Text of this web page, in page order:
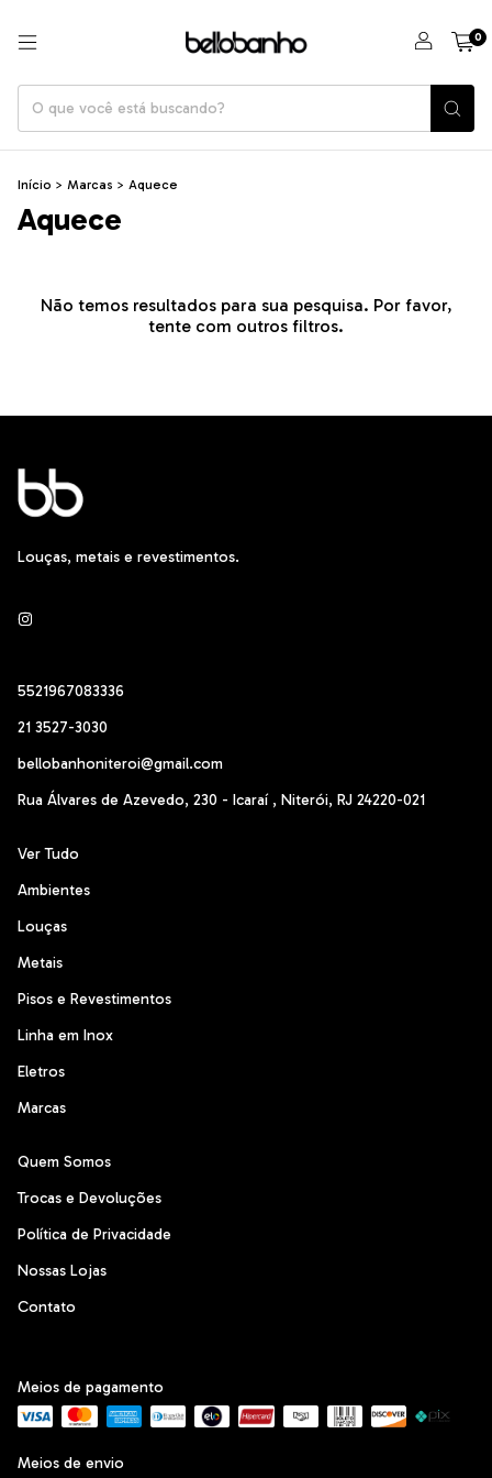
0
Início > Marcas > Aquece
Aquece
Não temos resultados para sua pesquisa. Por favor,
tente com outros filtros.
Louças, metais e revestimentos.
5521967083336
21 3527-3030
bellobanhoniteroi@gmail.com
Rua Álvares de Azevedo, 230 - Icaraí , Niterói, RJ 24220-021
Ver Tudo
Ambientes
Louças
Metais
Pisos e Revestimentos
Linha em Inox
Eletros
Marcas
Quem Somos
Trocas e Devoluções
Política de Privacidade
Nossas Lojas
Contato
Meios de pagamento
Meios de envio